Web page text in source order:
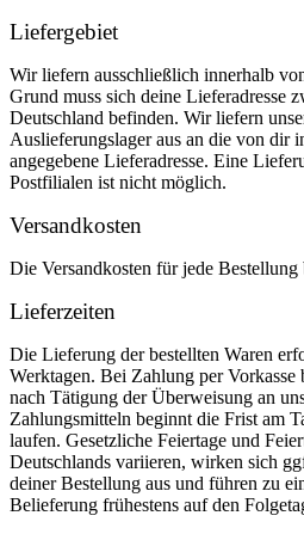
Liefergebiet
Wir liefern ausschließlich innerhalb
Grund muss sich deine Lieferadresse
Deutschland befinden. Wir liefern
Auslieferungslager aus an die von dir
angegebene Lieferadresse. Eine
Postfilialen ist nicht möglich.
Versandkosten
Die Versandkosten für jede Bestellung
Lieferzeiten
Die Lieferung der bestellten Waren
Werktagen. Bei Zahlung per
nach Tätigung der Überweisung an
Zahlungsmitteln beginnt die Frist am
laufen. Gesetzliche Feiertage und
Deutschlands variieren, wirken sich
deiner Bestellung aus und führen zu
Belieferung frühestens auf den